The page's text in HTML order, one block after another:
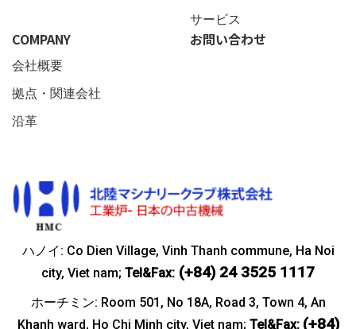
サービス
COMPANY
会社概要
拠点・関連会社
沿革
お問い合わせ
ハノイ: Co Dien Village, Vinh Thanh commune, Ha Noi
city, Viet nam; Tel&Fax: (+84) 24 3525 1117
ホーチミン: Room 501, No 18A, Road 3, Town 4, An
Khanh ward, Ho Chi Minh city, Viet nam; Tel&Fax: (+84)